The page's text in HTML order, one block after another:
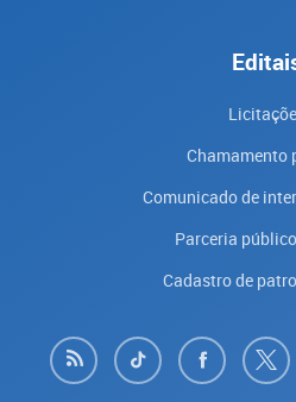
Chamamento
Comunicado de
Parceria
Cadastro de